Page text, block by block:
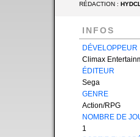
RÉDACTION :
INFOS
DÉVELOPPEUR
Climax
ÉDITEUR
Sega
GENRE
Action/RPG
NOMBRE DE
1